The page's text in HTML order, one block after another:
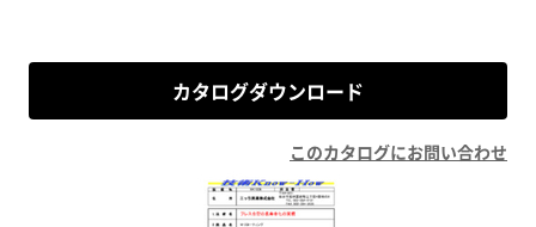
カタログダウンロード
このカタログにお問い合わせ